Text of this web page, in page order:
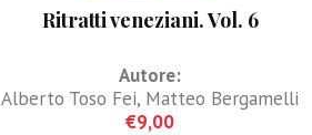
Ritratti veneziani. Vol. 6
Autore:
Alberto Toso Fei, Matteo Bergamelli
€9,00